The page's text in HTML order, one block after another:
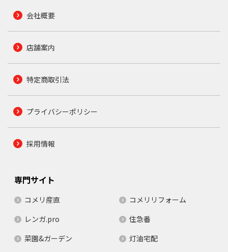
会社概要
店舗案内
特定商取引法
プライバシーポリシー
採用情報
専門サイト
コメリ産直
コメリリフォーム
レンガ.pro
住急番
菜園&ガーデン
灯油宅配